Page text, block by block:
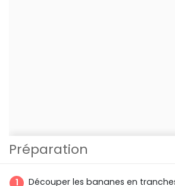
Préparation
Découper les bananes en